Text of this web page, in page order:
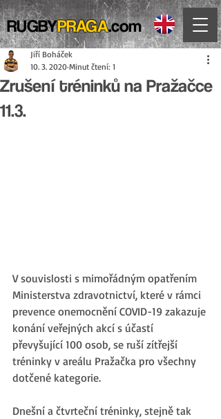
RUGBYPRAGA.com
Zrušení tréninků na Pražačce
11.3.
Jiří Boháček
10. 3. 2020 Minut čtení: 1
V souvislosti s mimořádným opatřením
Ministerstva zdravotnictví, které v rámci
prevence onemocnění COVID-19 zakazuje
konání veřejných akcí s účastí
převyšující 100 osob, se ruší zítřejší
tréninky v areálu Pražačka pro všechny
dotčené kategorie.
Dnešní a čtvrteční tréninky, stejně tak